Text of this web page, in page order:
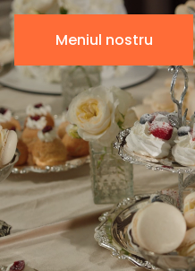
Meniul nostru